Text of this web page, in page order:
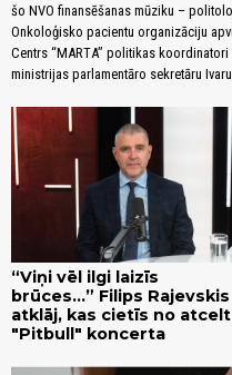
šo NVO finansēšanas mūziku –
Onkoloģisko pacientu organizāciju
Centrs “MARTA” politikas
ministrijas parlamentāro sekretāru
“Viņi vēl ilgi laizīs
brūces...” Filips Rajevskis
atklāj, kas cietīs no
"Pitbull" koncerta